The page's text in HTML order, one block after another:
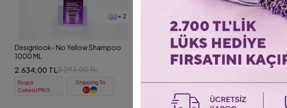
+ 2
Desıgnlook- No Yellow Shampoo
1000 ML
2.634,00 TL3.293,00 TL
Вход в
ColoristPRO
Shipping To